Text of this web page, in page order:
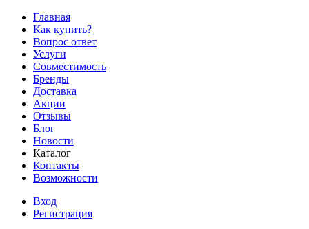
Главная
Как купить?
Вопрос ответ
Услуги
Совместимость
Бренды
Доставка
Акции
Отзывы
Блог
Новости
Каталог
Контакты
Возможности
Вход
Регистрация